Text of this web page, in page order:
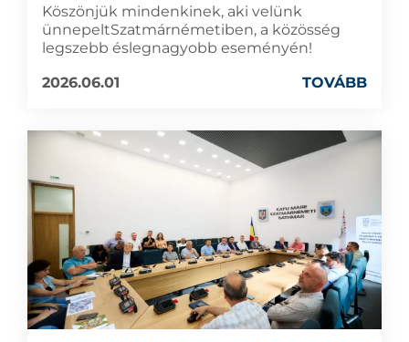
Köszönjük mindenkinek, aki velünk
ünnepeltSzatmárnémetiben, a közösség
legszebb éslegnagyobb eseményén!
2026.06.01
TOVÁBB